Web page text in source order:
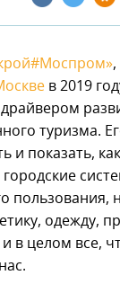
в 2019
туризма.
и показать,
городские
пользования,
одежду,
в целом все,